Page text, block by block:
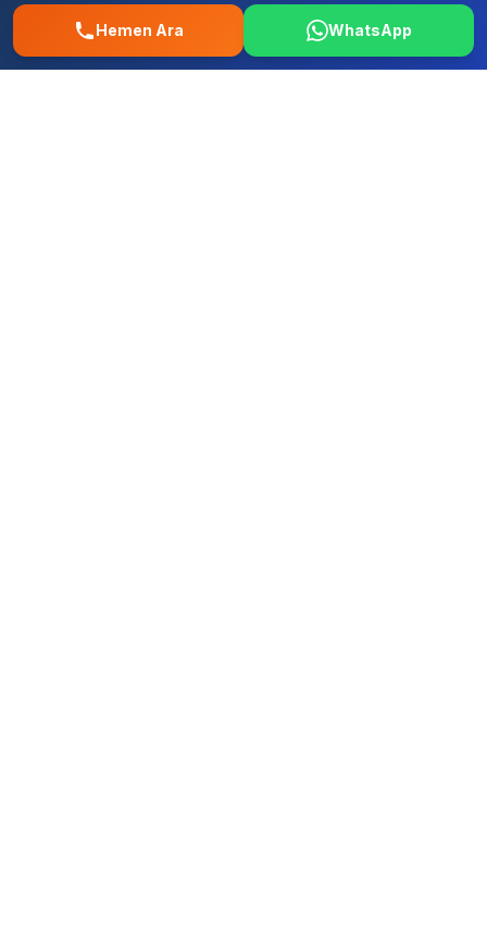
Fo Re Fi
Hemen Ara WhatsApp